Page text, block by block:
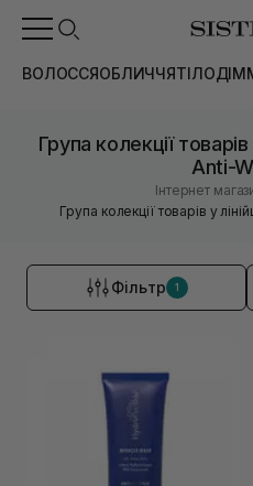
ВОЛОССЯОБЛИЧЧЯТІЛОДІМ
Група колекції
Anti-
Інтернет
Група колекції товарів у
Фільтр 1